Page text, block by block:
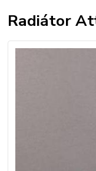
Radiátor